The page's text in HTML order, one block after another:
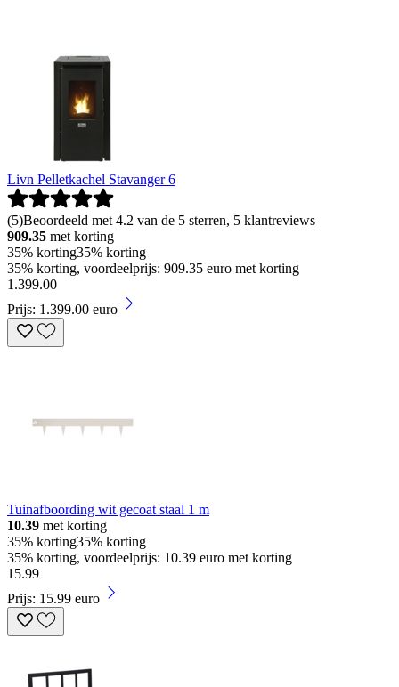
Livn Pelletkachel Stavanger 6
(5)Beoordeeld met 4.2 van de 5 sterren, 5 klantreviews
909.35 met korting
35% korting35% korting
35% korting, voordeelprijs: 909.35 euro met korting
1 .399.00
Prijs: 1.399.00 euro
Tuinafboording wit gecoat staal 1 m
10.39 met korting
35% korting35% korting
35% korting, voordeelprijs: 10.39 euro met korting
15.99
Prijs: 15.99 euro